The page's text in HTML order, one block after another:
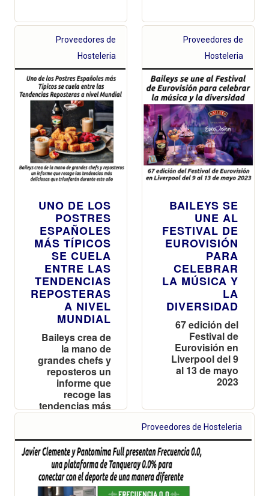
Proveedores de
Hosteleria
UNO DE LOS
POSTRES
ESPAÑOLES
MÁS TÍPICOS
SE CUELA
ENTRE LAS
TENDENCIAS
REPOSTERAS
A NIVEL
MUNDIAL
Baileys crea de
la mano de
grandes chefs y
reposteros un
informe que
recoge las
tendencias más
deliciosas que
durante este
año
Proveedores de
Hosteleria
BAILEYS SE
UNE AL
FESTIVAL DE
EUROVISIÓN
PARA
CELEBRAR
LA MÚSICA Y
LA
DIVERSIDAD
67 edición del
Festival de
Eurovisión en
Liverpool del 9
al 13 de mayo
2023
Proveedores de Hosteleria